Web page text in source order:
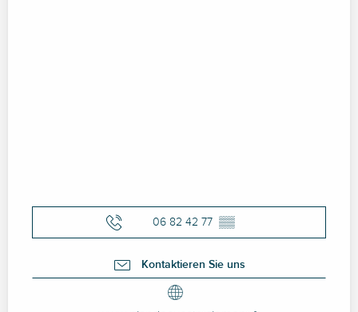
06 82 42 77 ▒▒
Kontaktieren Sie uns